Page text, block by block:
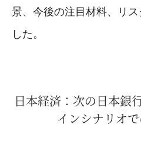
景、今後の注目材料、リ
した。
日本経済：次の日本銀
インシナリオ